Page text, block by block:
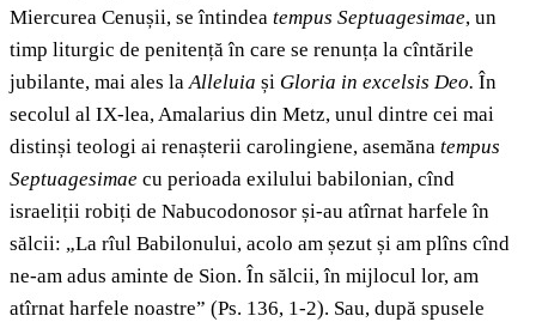
Miercurea Cenușii, se întindea tempus Septuagesimae, un
timp liturgic de penitență în care se renunța la cîntările
jubilante, mai ales laAlleluia și Gloria in excelsis Deo. În
secolul al IX-lea, Amalarius din Metz, unul dintre cei mai
distinși teologi ai renașterii carolingiene, asemăna tempus
Septuagesimae cu perioada exilului babilonian, cînd
israeliții robiți de Nabucodonosor și-au atîrnat harfele în
sălcii: „La rîul Babilonului, acolo am șezut și am plîns cînd
ne-am adus aminte de Sion. În sălcii, în mijlocul lor, am
atîrnat harfele noastre” (Ps. 136, 1-2). Sau, după spusele